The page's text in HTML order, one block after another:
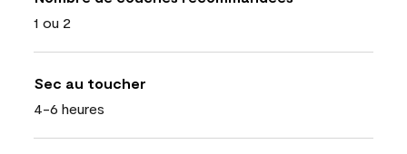
1 ou 2
Sec au toucher
4-6 heures